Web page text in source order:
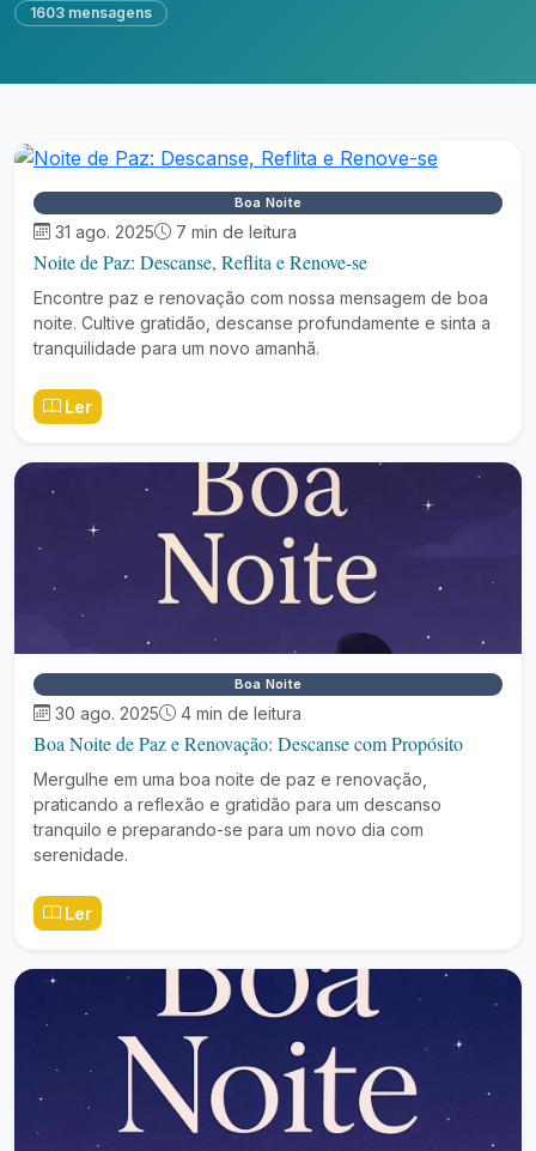
1603 mensagens
Boa Noite
31 ago. 2025 7 min de leitura
Noite de Paz: Descanse, Reflita e Renove-se
Encontre paz e renovação com nossa mensagem de boa
noite. Cultive gratidão, descanse profundamente e sinta a
tranquilidade para um novo amanhã.
Ler
Boa Noite
30 ago. 2025 4 min de leitura
Boa Noite de Paz e Renovação: Descanse com Propósito
Mergulhe em uma boa noite de paz e renovação,
praticando a reflexão e gratidão para um descanso
tranquilo e preparando-se para um novo dia com
serenidade.
Ler